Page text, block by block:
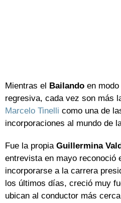
Mientras el Bailando en
regresiva, cada vez son más
Marcelo Tinelli como una de
incorporaciones al mundo de
Fue la propia Guillermina
entrevista en mayo reconoció
incorporarse a la carrera
los últimos días, creció muy
ubican al conductor más